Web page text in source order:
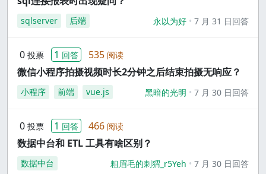
sqlserver 后端 永以为好 7 月 31 日回答
0 投票 1 回答 535 阅读
微信小程序拍摄视频时长2分钟之后结束拍摄无响应？
小程序 前端 vue.js 黑暗的光明 7 月 30 日回答
0 投票 1 回答 466 阅读
数据中台和 ETL 工具有啥区别？
数据中台 粗眉毛的刺猬_r5Yeh 7 月 30 日回答